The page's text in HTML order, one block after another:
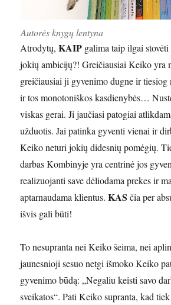
Autorės knygų lentyna
Atrodytų,KAIP galima taip ilgai
jokių ambicijų?! Greičiausiai Keiko yra
greičiausiai ji gyvenimo dugne ir tiesiog
ir tos monotoniškos kasdienybės…
viskas gerai. Ji jaučiasi patogiai
užduotis. Jai patinka gyventi vienai ir
Keiko neturi jokių didesnių pomėgių.
darbas Kombinyje yra centrinė jos
realizuojanti save dėliodama prekes ir
aptarnaudama klientus.KASčia per
išvis gali būti!
To nesupranta nei Keiko šeima, nei
jaunesnioji sesuo netgi išmoko Keiko
gyvenimo būdą: „Negaliu keisti savo
sveikatos“. Pati Keiko supranta, kad